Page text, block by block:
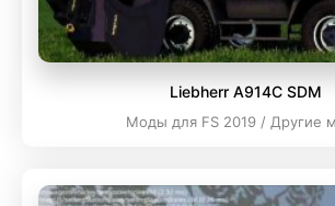
Liebherr A914C SDM
Моды для FS 2019 / Другие